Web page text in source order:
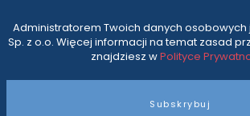
Administratorem Twoich danych osobowych
Sp. z o.o. Więcej informacji na temat zasad
znajdziesz wPolityce
Subskrybuj